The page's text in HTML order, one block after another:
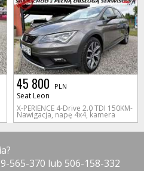
45 800 PLN
Seat Leon
X-PERIENCE 4-Drive 2.0 TDI 150KM-
Nawigacja, napę 4x4, kamera
565-370 lub 506-158-332